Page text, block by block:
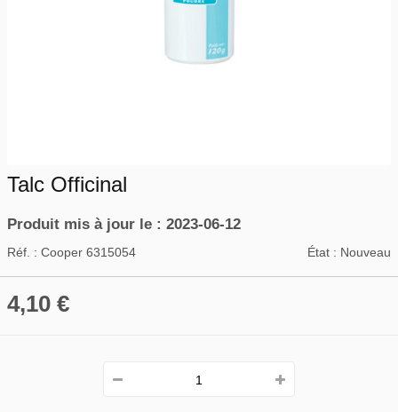
Talc Officinal
Produit mis à jour le : 2023-06-12
Réf. : Cooper 6315054 État : Nouveau
4,10 €